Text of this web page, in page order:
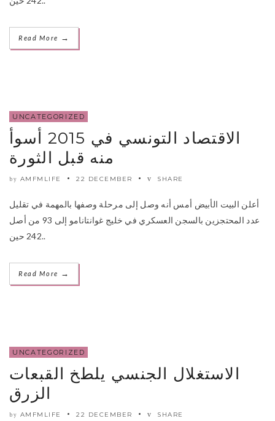
Read More →
UNCATEGORIZED
الاقتصاد التونسي في 2015 أسوأ
منه قبل الثورة
by AMFMLIFE 22 DECEMBER SHARE
أعلن البيت الأبيض أمس أنه وصل إلى مرحلة وصفها بالمهمة في تقليل
عدد المحتجزين بالسجن العسكري في خليج غوانتانامو إلى 93 من أصل
242 حين..
Read More →
UNCATEGORIZED
الاستغلال الجنسي يلطخ القبعات
الزرق
by AMFMLIFE 22 DECEMBER SHARE